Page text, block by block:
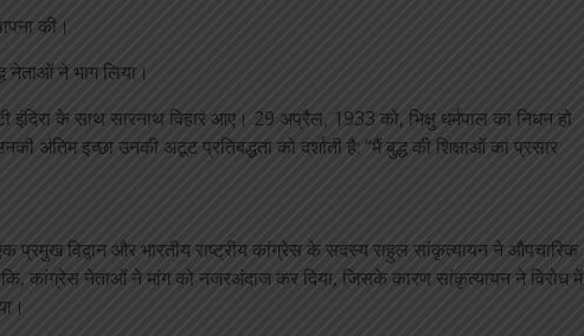
की।
ने भाग लिया।
के साथ सारनाथ विहार आए। 29 अप्रैल, 1933 को, भिक्षु धर्मपाल का निधन हो
अंतिम इच्छा उनकी अटूट प्रतिबद्धता को दर्शाती है: “मैं बुद्ध की शिक्षाओं का प्रसार
विद्वान और भारतीय राष्ट्रीय कांग्रेस के सदस्य राहुल सांकृत्यायन ने औपचारिक
कांग्रेस नेताओं ने मांग को नजरअंदाज कर दिया, जिसके कारण सांकृत्यायन ने विरोध में